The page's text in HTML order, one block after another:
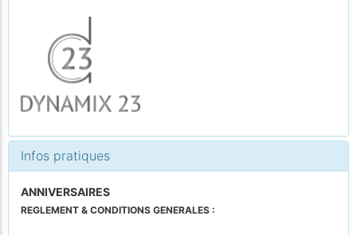
Infos pratiques
ANNIVERSAIRES
REGLEMENT & CONDITIONS GENERALES :